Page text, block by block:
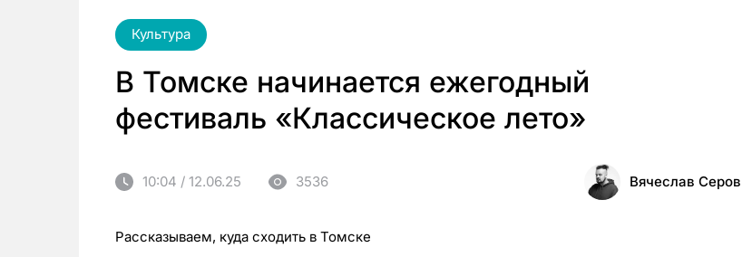
Культура
В Томске начинается ежегодный
фестиваль «Классическое лето»
10:04 / 12.06.25 3536 Вячеслав Серов
Рассказываем, куда сходить в Томске